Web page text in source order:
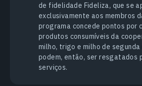
de fidelidade Fideliza, que se
exclusivamente aos membros
programa concede pontos por
produtos consumíveis da
milho, trigo e milho de
podem, então, ser resgatados
serviços.